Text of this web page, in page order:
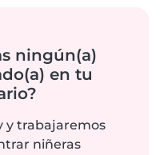
ningún(a)
en tu
y trabajaremos
niñeras